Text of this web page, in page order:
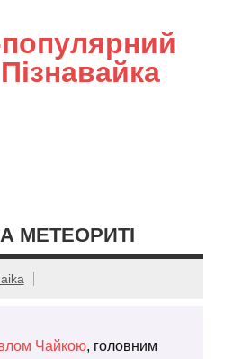
МЕТЕОРИТІ
Чайкою, головним